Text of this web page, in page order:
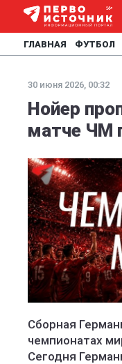
ГЛАВНАЯ ФУТБОЛ
30 июня 2026, 00:32
Нойер
матче ЧМ
Сборная
чемпионатах
Сегодня